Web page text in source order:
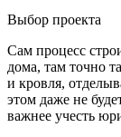
Выбор проекта
Сам процесс
дома, там точно
и кровля,
этом даже не
важнее учесть